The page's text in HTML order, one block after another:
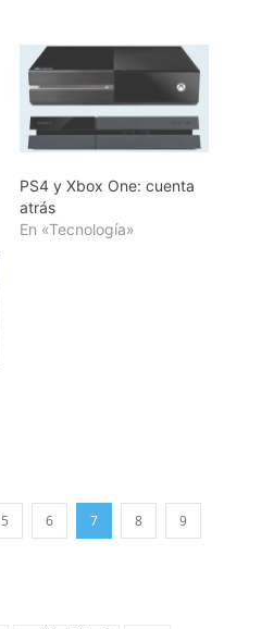
PS4 y Xbox One: cuenta
atrás
En «Tecnología»
5 6 7 8 9